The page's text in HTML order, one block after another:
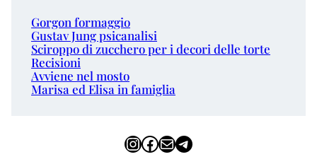
Gorgon formaggio
Gustav Jung psicanalisi
Sciroppo di zucchero per i decori delle torte
Recisioni
Avviene nel mosto
Marisa ed Elisa in famiglia
InstagramFacebook Email Telegram